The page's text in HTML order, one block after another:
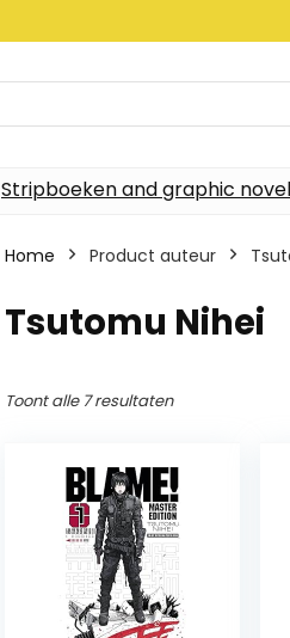
Stripboeken and graphic
Home Product auteur
Tsutomu Nihei
Toont alle 7 resultaten